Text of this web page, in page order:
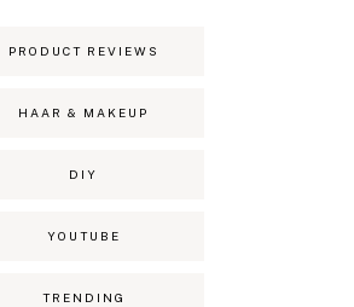
PRODUCT REVIEWS
HAAR & MAKEUP
DIY
YOUTUBE
TRENDING